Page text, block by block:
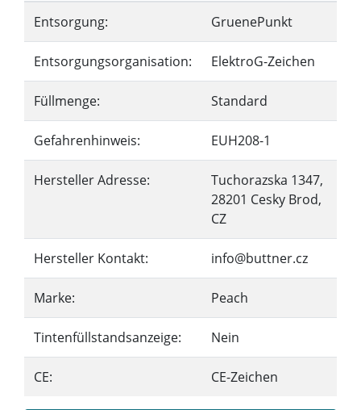
Entsorgung: GruenePunkt
Entsorgungsorganisation: ElektroG-Zeichen
Füllmenge: Standard
Gefahrenhinweis: EUH208-1
Hersteller Adresse:
Tuchorazska 1347,
28201 Cesky Brod,
CZ
Hersteller Kontakt: info@buttner.cz
Marke: Peach
Tintenfüllstandsanzeige: Nein
CE: CE-Zeichen